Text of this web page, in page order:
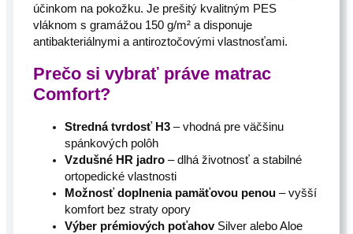
účinkom na pokožku. Je prešitý kvalitným PES
vláknom s gramážou 150 g/m² a disponuje
antibakteriálnymi a antiroztočovými vlastnosťami.
Prečo si vybrať práve matrac
Comfort?
Stredná tvrdosť H3– vhodná pre väčšinu
spánkových polôh
Vzdušné HR jadro– dlhá životnosť a stabilné
ortopedické vlastnosti
Možnosť doplnenia pamäťovou penou– vyšší
komfort bez straty opory
Výber prémiových poťahovSilver alebo Aloe